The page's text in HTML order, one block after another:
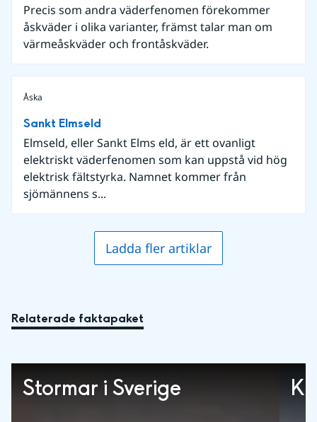
Precis som andra väderfenomen förekommer
åskväder i olika varianter, främst talar man om
värmeåskväder och frontåskväder.
Åska
Sankt Elmseld
Elmseld, eller Sankt Elms eld, är ett ovanligt
elektriskt väderfenomen som kan uppstå vid hög
elektrisk fältstyrka. Namnet kommer från
sjömännens s...
Ladda fler artiklar
Relaterade faktapaket
Stormar i Sverige